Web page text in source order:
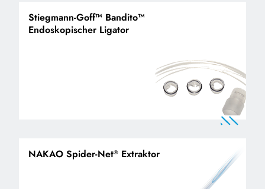
Stiegmann-Goff™ Bandito™
Endoskopischer Ligator
NAKAO Spider-Net® Extraktor